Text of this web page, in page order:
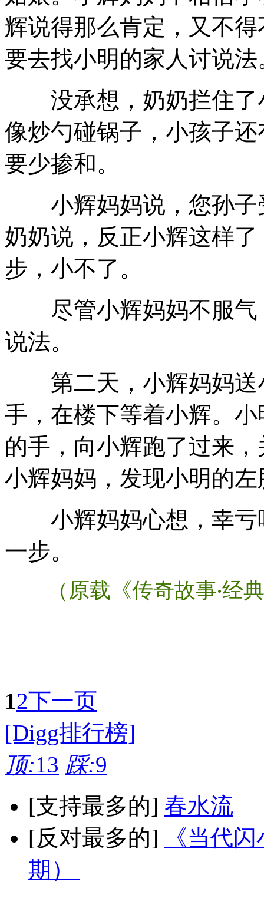
辉说得那么肯定，又不
要去找小明的家人讨说法
没承想，奶奶拦住了
像炒勺碰锅子，小孩子
要少掺和。
小辉妈妈说，您孙子
奶奶说，反正小辉这样
步，小不了。
尽管小辉妈妈不服气
说法。
第二天，小辉妈妈送
手，在楼下等着小辉。
的手，向小辉跑了过来
小辉妈妈，发现小明的
小辉妈妈心想，幸亏
一步。
（原载《传奇故事·经
12下一页
[Digg排行榜]
顶:13 踩:9
[支持最多的] 春水流
[反对最多的]
《当代
期）